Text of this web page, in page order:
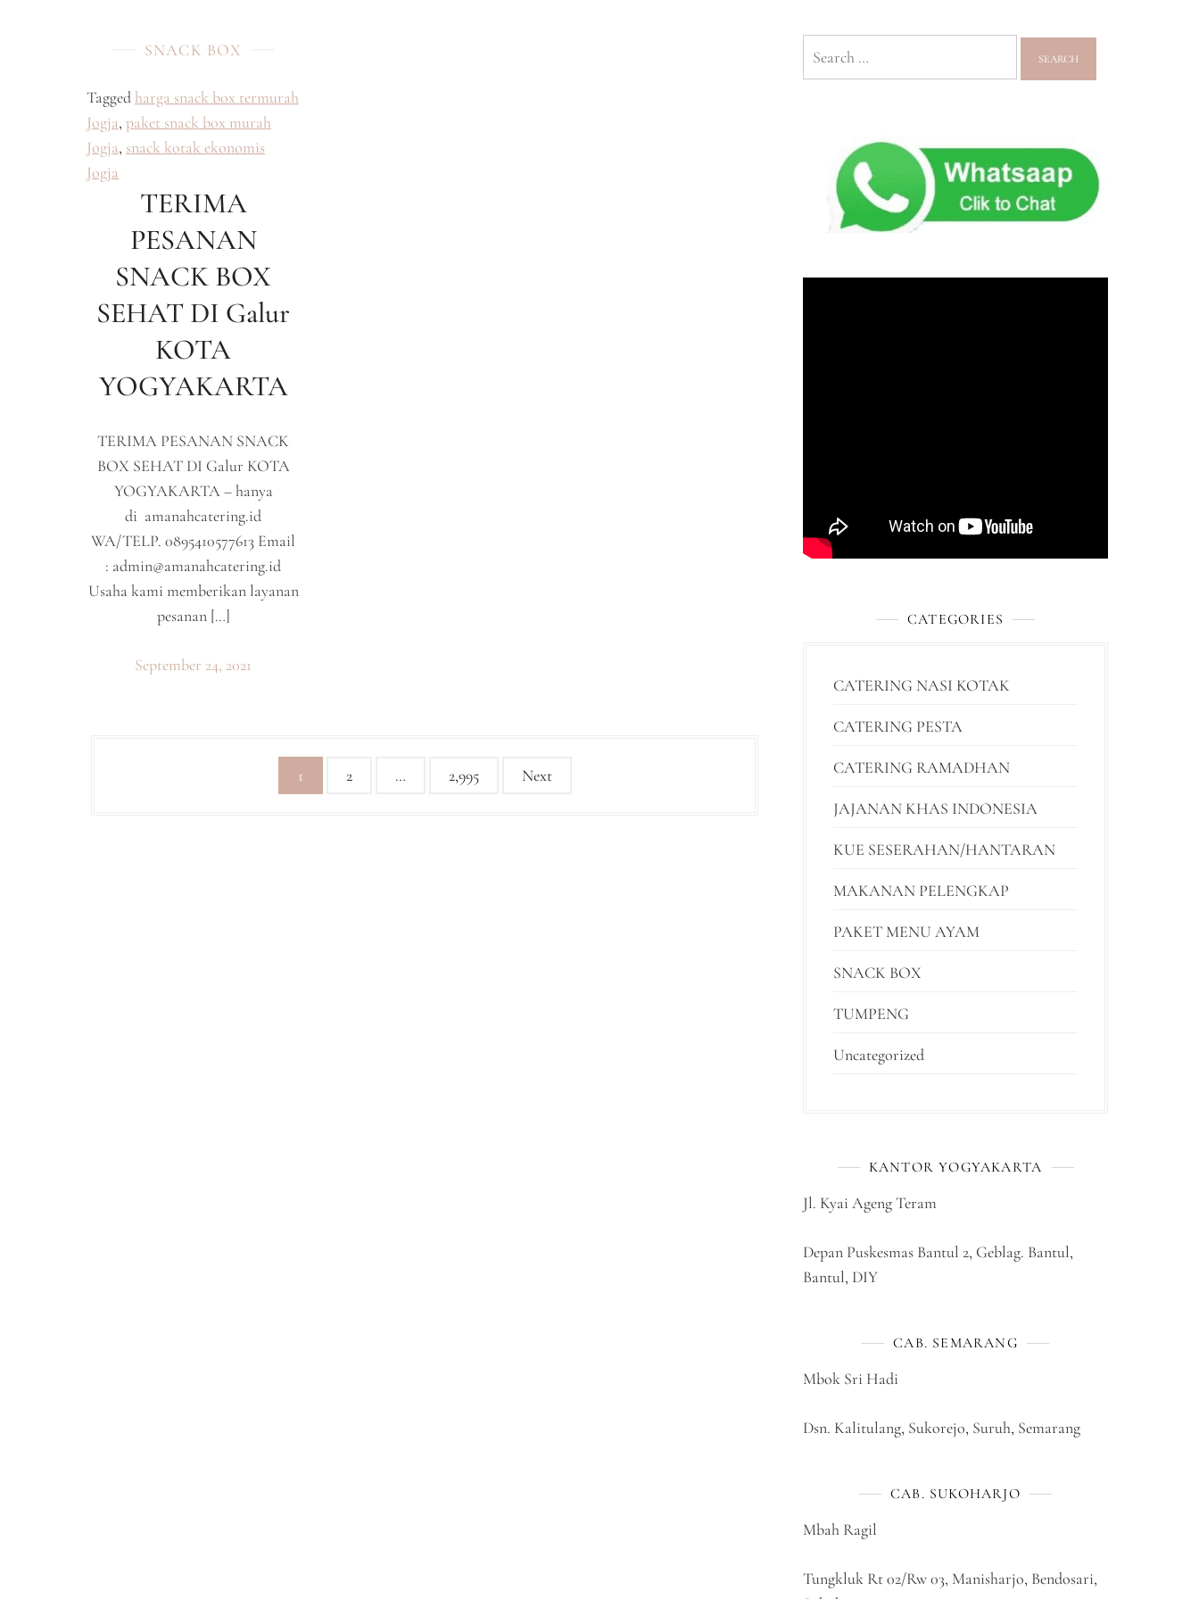
SNACK BOX
Tagged harga snack box termurah
Jogja, paket snack box murah
Jogja, snack kotak ekonomis
Jogja
TERIMA
PESANAN
SNACK BOX
SEHAT DI Galur
KOTA
YOGYAKARTA
TERIMA PESANAN SNACK
BOX SEHAT DI Galur KOTA
YOGYAKARTA – hanya
di amanahcatering.id
WA/TELP. 0895410577613 Email
: admin@amanahcatering.id
Usaha kami memberikan layanan
pesanan […]
September 24, 2021
1 2 … 2,995 Next
CATEGORIES
CATERING NASI KOTAK
CATERING PESTA
CATERING RAMADHAN
JAJANAN KHAS INDONESIA
KUE SESERAHAN/HANTARAN
MAKANAN PELENGKAP
PAKET MENU AYAM
SNACK BOX
TUMPENG
Uncategorized
KANTOR YOGYAKARTA
Jl. Kyai Ageng Teram
Depan Puskesmas Bantul 2, Geblag. Bantul,
Bantul, DIY
CAB. SEMARANG
Mbok Sri Hadi
Dsn. Kalitulang, Sukorejo, Suruh, Semarang
CAB. SUKOHARJO
Mbah Ragil
Tungkluk Rt 02/Rw 03, Manisharjo, Bendosari,